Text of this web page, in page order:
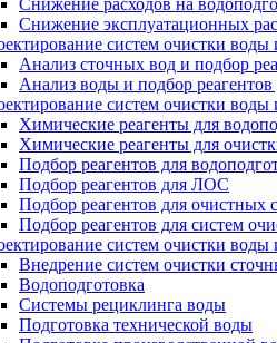
Снижение расходов на
Снижение эксплуатационных
систем очистки воды
Анализ сточных вод и подбор
Анализ воды и подбор реагентов
систем очистки воды
Химические реагенты для
Химические реагенты для
Подбор реагентов для
Подбор реагентов для ЛОС
Подбор реагентов для очистных
Подбор реагентов для систем
систем очистки воды
Внедрение систем очистки
Водоподготовка
Системы рециклинга воды
Подготовка технической воды